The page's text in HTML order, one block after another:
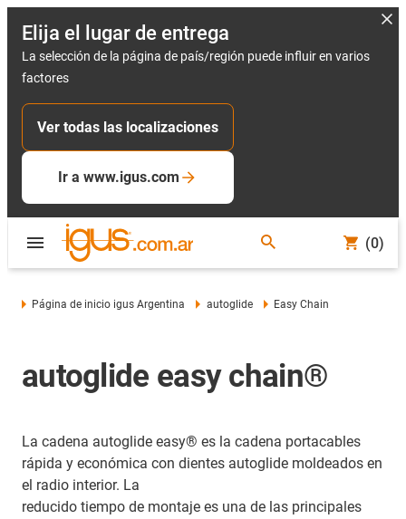
Elija el lugar de entrega
La selección de la página de país/región puede influir en varios
factores
Ver todas las localizaciones
Ir a www.igus.com
(0)
Página de inicio igus Argentina autoglide Easy Chain
autoglide easy chain®
La cadena autoglide easy® es la cadena portacables
rápida y económica con dientes autoglide moldeados en
el radio interior. La
reducido tiempo de montaje es una de las principales